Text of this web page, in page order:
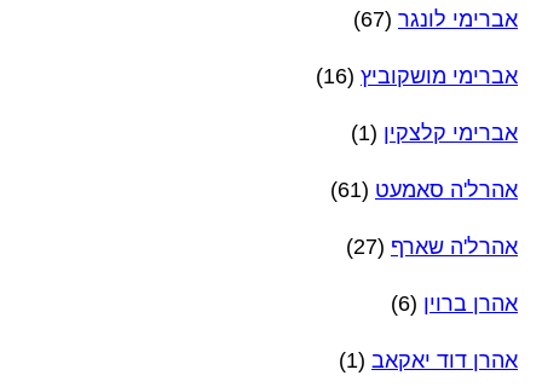
אברימי לונגר (67)
אברימי מושקוביץ (16)
אברימי קלצקין (1)
אהרל'ה סאמעט (61)
אהרל'ה שארף (27)
אהרן ברוין (6)
אהרן דוד יאקאב (1)